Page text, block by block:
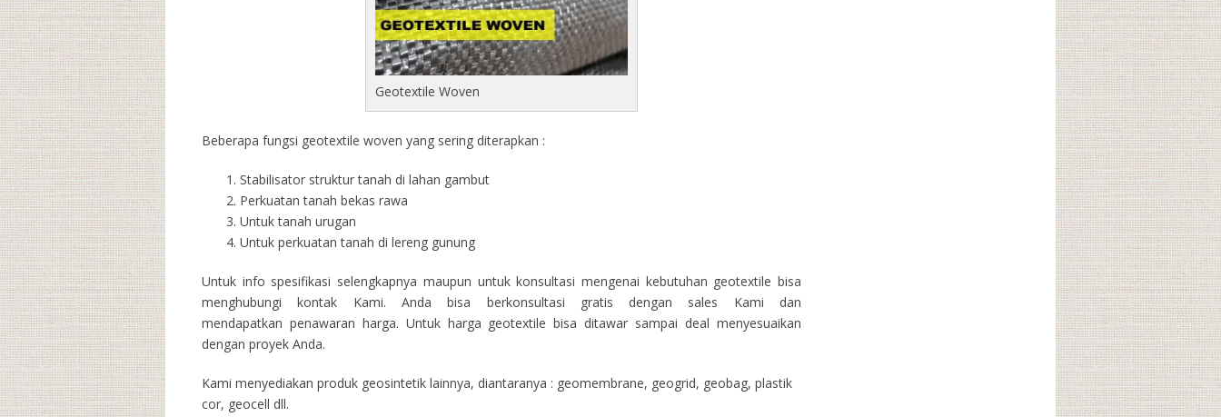
Geotextile Woven
Beberapa fungsi geotextile woven yang sering diterapkan :
Stabilisator struktur tanah di lahan gambut
Perkuatan tanah bekas rawa
Untuk tanah urugan
Untuk perkuatan tanah di lereng gunung
Untuk info spesifikasi selengkapnya maupun untuk konsultasi mengenai kebutuhan geotextile bisa
menghubungi kontak Kami. Anda bisa berkonsultasi gratis dengan sales Kami dan
mendapatkan penawaran harga. Untuk harga geotextile bisa ditawar sampai deal menyesuaikan
dengan proyek Anda.
Kami menyediakan produk geosintetik lainnya, diantaranya : geomembrane, geogrid, geobag, plastik
cor, geocell dll.